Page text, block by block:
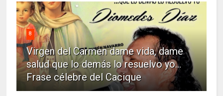
8
Virgen del Carmen dame vida, dame
salud que lo demás lo resuelvo yo…
Frase célebre del Cacique